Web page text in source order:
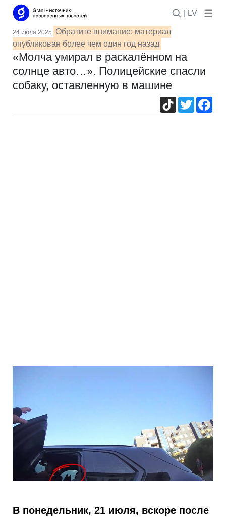
| LV
24 июля 2025 Обратите внимание: материал
опубликован более чем один год назад
«Молча умирал в раскалённом на
солнце авто…». Полицейские спасли
собаку, оставленную в машине
TikTokTwitter
В понедельник, 21 июля, вскоре после